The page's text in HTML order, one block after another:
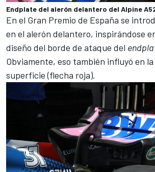
Endplate del alerón delantero del Alpine
En el Gran Premio de España se
en el alerón delantero, inspirándose
diseño del borde de ataque del
Obviamente, eso también influyó en
superficie (flecha roja).